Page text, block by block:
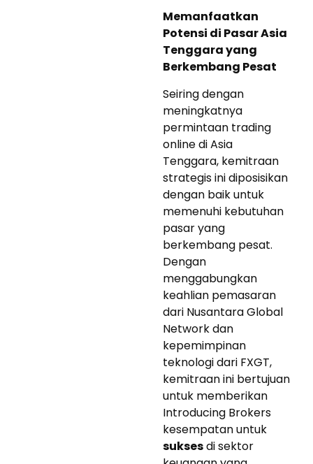
Memanfaatkan
Potensi di Pasar Asia
Tenggara yang
Berkembang Pesat
Seiring dengan
meningkatnya
permintaan trading
online di Asia
Tenggara, kemitraan
strategis ini diposisikan
dengan baik untuk
memenuhi kebutuhan
pasar yang
berkembang pesat.
Dengan
menggabungkan
keahlian pemasaran
dari Nusantara Global
Network dan
kepemimpinan
teknologi dari FXGT,
kemitraan ini bertujuan
untuk memberikan
Introducing Brokers
kesempatan untuk
suksesdi sektor